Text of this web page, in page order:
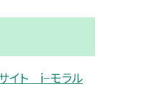
イト i−モラル